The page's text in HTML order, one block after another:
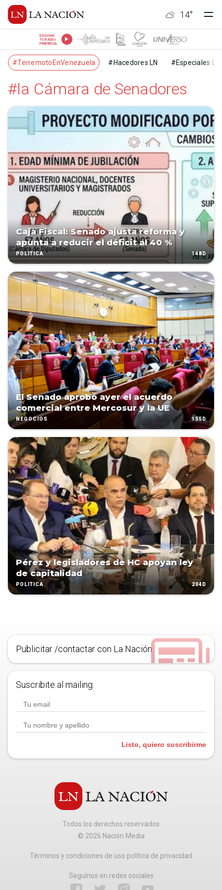
14°
ESCUCHÁ
TU RADIO
PREFERIDA
#TerremotoEnVenezuela #Hacedores LN #Especiales LN
#la Cámara de Senado­res
Caja Fiscal: Senado ajusta reforma y
apunta a reducir el déficit al 40 %
POLÍTICA 148D
El Senado aprobó ayer el acuerdo
comercial entre Mercosur y la UE
NEGOCIOS 155D
Pérez y legisladores de HC apoyan ley
de capitalidad
POLÍTICA 204D
Publicitar /contactar con La Nación
Suscribite al mailing.
Listo, quiero suscribirme
Todos los derechos reservados
© 2026 Nación Media
Términos y condiciones de uso política de privacidad
Seguínos en redes sociales